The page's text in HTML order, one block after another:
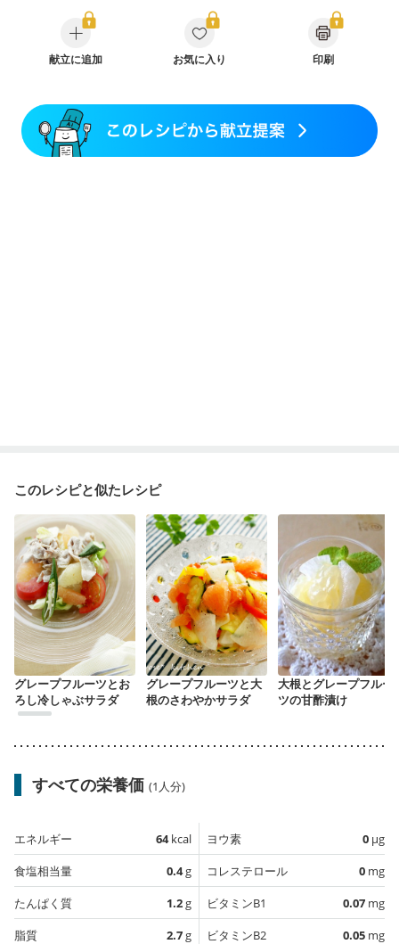
糖尿病性腎症（第２期）
糖尿病性腎症（第３期）
CKD（ステージ１）
CKD（ステージ２）
CKD（ステージ３a）
透析
味の感じ方が変わった
妊婦健診・血圧が気になる（初期）
妊婦健診・血糖値が気になる（初期）
妊娠高血圧(中期)
妊娠糖尿病(初期)
献立に追加 お気に入り 印刷
このレシピと似たレシピ
グレープフルーツとお
ろし冷しゃぶサラダ
グレープフルーツと大
根のさわやかサラダ
大根とグレープフルー
ツの甘酢漬け
すべての栄養価 (1人分)
エネルギー 64kcal
食塩相当量
0.4g
たんぱく質
1.2g
脂質
2.7g
ヨウ素 0 µg
コレステロール
0 mg
ビタミンB1
0.07 mg
ビタミンB2
0.05 mg